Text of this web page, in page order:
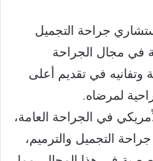
جراحة التجميل
في مجال الجراحة
وتفانيه في تقديم أعلى
لمرضاه.
في الجراحة العامة،
التجميل والترميم،